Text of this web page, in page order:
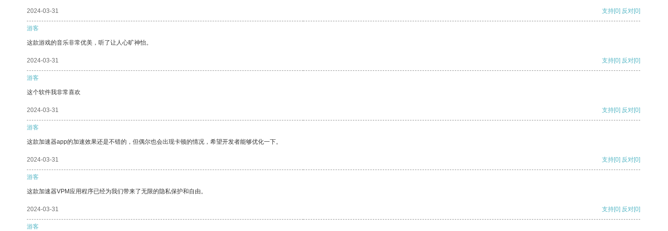
2024-03-31 支持[0] 反对[0]
游客
这款游戏的音乐非常优美，听了让人心旷神怡。
2024-03-31 支持[0] 反对[0]
游客
这个软件我非常喜欢
2024-03-31 支持[0] 反对[0]
游客
这款加速器app的加速效果还是不错的，但偶尔也会出现卡顿的情况，希望开发者能够优化一下。
2024-03-31 支持[0] 反对[0]
游客
这款加速器VPM应用程序已经为我们带来了无限的隐私保护和自由。
2024-03-31 支持[0] 反对[0]
游客